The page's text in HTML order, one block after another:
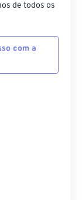
de todos os
com a